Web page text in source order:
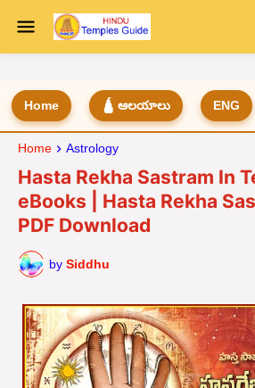
Home 🛕 ఆలయాలు ENG
Home Astrology
Hasta Rekha Sastram In
eBooks | Hasta Rekha
PDF Download
by Siddhu